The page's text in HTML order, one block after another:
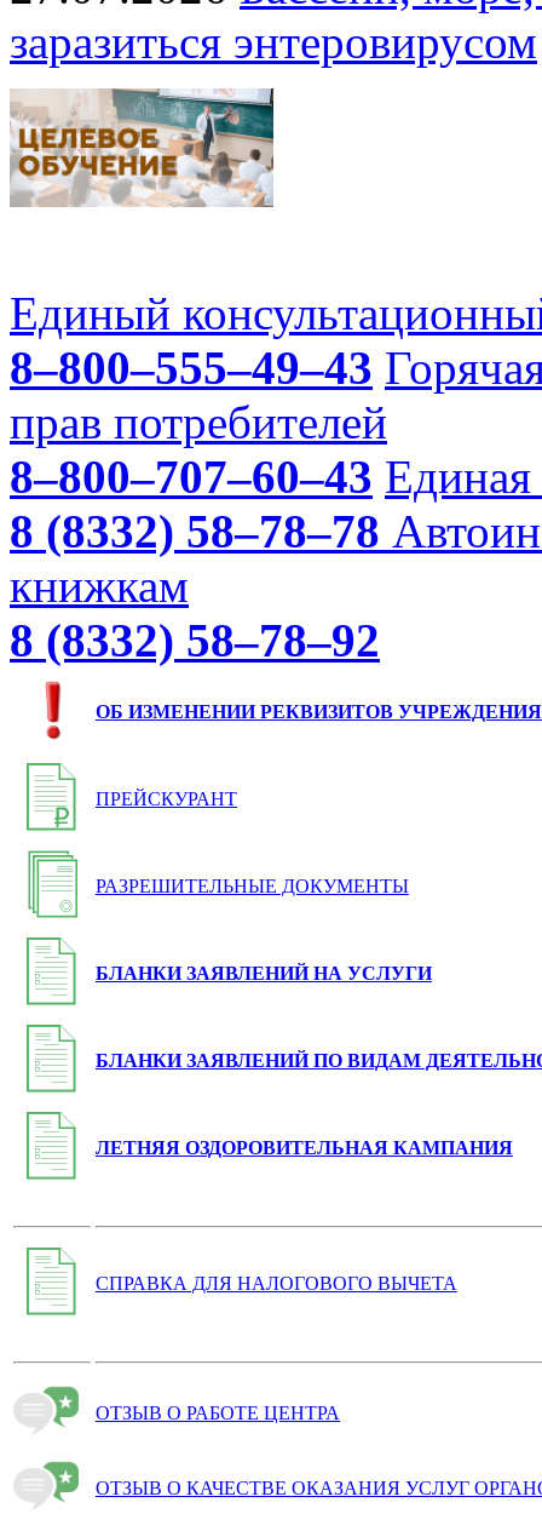
заразиться энтеровирусом
Единый
8–800–555–49–43
прав потребителей
8–800–707–60–43 Единая
8 (8332) 58–78–78
книжкам
8 (8332) 58–78–92
ОБ ИЗМЕНЕНИИ РЕКВИЗИТОВ УЧРЕЖДЕНИЯ
ПРЕЙСКУРАНТ
РАЗРЕШИТЕЛЬНЫЕ ДОКУМЕНТЫ
БЛАНКИ ЗАЯВЛЕНИЙ НА УСЛУГИ
БЛАНКИ ЗАЯВЛЕНИЙ ПО ВИДАМ
ЛЕТНЯЯ ОЗДОРОВИТЕЛЬНАЯ КАМПАНИЯ
СПРАВКА ДЛЯ НАЛОГОВОГО ВЫЧЕТА
ОТЗЫВ О РАБОТЕ ЦЕНТРА
ОТЗЫВ О КАЧЕСТВЕ ОКАЗАНИЯ УСЛУГ